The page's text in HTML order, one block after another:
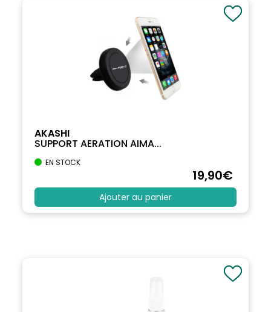
AKASHI
SUPPORT AERATION AIMA...
EN STOCK
19,90€
Ajouter au panier